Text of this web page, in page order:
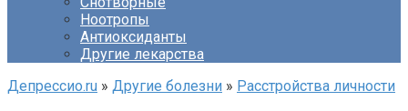
Ноотропы
Антиоксиданты
Другие лекарства
Депрессио.ru » Другие болезни » Расстройства личности